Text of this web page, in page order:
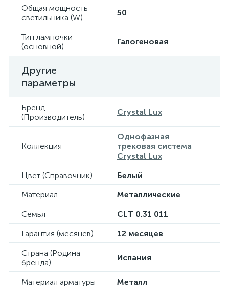
Общая мощность
светильника (W)
50
Тип лампочки
(основной)
Галогеновая
Другие
параметры
Бренд
(Производитель)
Crystal Lux
Коллекция
Однофазная
трековая система
Crystal Lux
Цвет (Справочник)
Белый
Материал
Металлические
Семья
CLT 0.31 011
Гарантия (месяцев)
12 месяцев
Страна (Родина
бренда)
Испания
Материал арматуры
Металл